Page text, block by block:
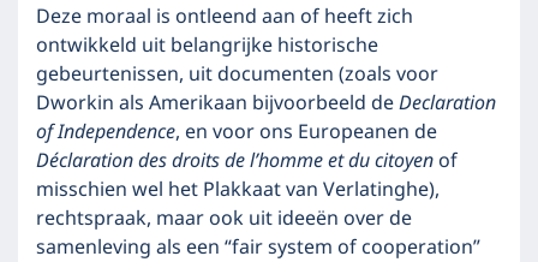
Deze moraal is ontleend aan of heeft zich
ontwikkeld uit belangrijke historische
gebeurtenissen, uit documenten (zoals voor
Dworkin als Amerikaan bijvoorbeeld deDeclaration
of Independence, en voor ons Europeanen de
Déclara­tion des droits de l’homme et du citoyenof
misschien wel het Plakkaat van Verlatinghe),
rechtspraak, maar ook uit ideeën over de
samenleving als een “fair system of cooperation”